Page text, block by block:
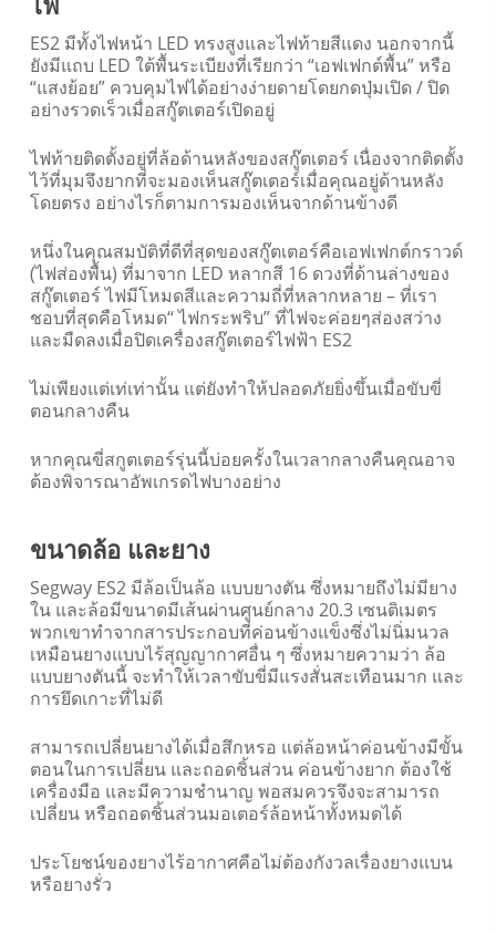
ES2 มีทั้งไฟหน้า LED ทรงสูงและไฟท้ายสีแดง นอกจากนี้
ยังมีแถบ LED ใต้พื้นระเบียงที่เรียกว่า “เอฟเฟกต์พื้น” หรือ
“แสงย้อย” ควบคุมไฟได้อย่างง่ายดายโดยกดปุ่มเปิด / ปิด
อย่างรวดเร็วเมื่อสกู๊ตเตอร์เปิดอยู่
ไฟท้ายติดตั้งอยู่ที่ล้อด้านหลังของสกู๊ตเตอร์ เนื่องจากติดตั้ง
ไว้ที่มุมจึงยากที่จะมองเห็นสกู๊ตเตอร์เมื่อคุณอยู่ด้านหลัง
โดยตรง อย่างไรก็ตามการมองเห็นจากด้านข้างดี
หนึ่งในคุณสมบัติที่ดีที่สุดของสกู๊ตเตอร์คือเอฟเฟกต์กราวด์
(ไฟส่องพื้น) ที่มาจาก LED หลากสี 16 ดวงที่ด้านล่างของ
สกู๊ตเตอร์ ไฟมีโหมดสีและความถี่ที่หลากหลาย – ที่เรา
ชอบที่สุดคือโหมด“ ไฟกระพริบ” ที่ไฟจะค่อยๆส่องสว่าง
และมืดลงเมื่อปิดเครื่องสกู๊ตเตอร์ไฟฟ้า ES2
ไม่เพียงแต่เท่เท่านั้น แต่ยังทำให้ปลอดภัยยิ่งขึ้นเมื่อขับขี่
ตอนกลางคืน
หากคุณขี่สกูตเตอร์รุ่นนี้บ่อยครั้งในเวลากลางคืนคุณอาจ
ต้องพิจารณาอัพเกรดไฟบางอย่าง
ขนาดล้อ และยาง
Segway ES2 มีล้อเป็นล้อ แบบยางตัน ซึ่งหมายถึงไม่มียาง
ใน และล้อมีขนาดมีเส้นผ่านศูนย์กลาง 20.3 เซนติเมตร
พวกเขาทำจากสารประกอบที่ค่อนข้างแข็งซึ่งไม่นิ่มนวล
เหมือนยางแบบไร้สุญญากาศอื่น ๆ ซึ่งหมายความว่า ล้อ
แบบยางตันนี้ จะทำให้เวลาขับขี่มีแรงสั่นสะเทือนมาก และ
การยึดเกาะที่ไม่ดี
สามารถเปลี่ยนยางได้เมื่อสึกหรอ แต่ล้อหน้าค่อนข้างมีขั้น
ตอนในการเปลี่ยน และถอดชิ้นส่วน ค่อนข้างยาก ต้องใช้
เครื่องมือ และมีความชำนาญ พอสมควรจึงจะสามารถ
เปลี่ยน หรือถอดชิ้นส่วนมอเตอร์ล้อหน้าทั้งหมดได้
ประโยชน์ของยางไร้อากาศคือไม่ต้องกังวลเรื่องยางแบน
หรือยางรั่ว